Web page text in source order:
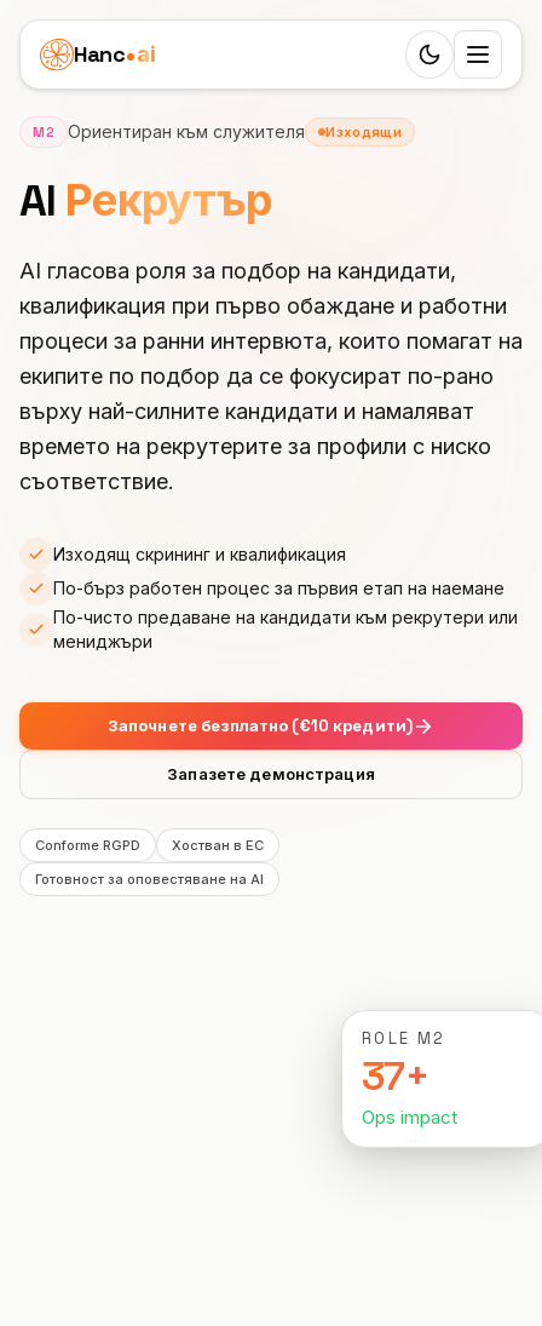
Hanc ai
Switch to
Платформа
Ecosystem
Workflow
24 роли
25 езика
Интеграции
CRM
Наличен също в Microsoft Marketplace
Разположи Hanc AI в своя Azure абонамент
Агенти
Зъболекар
Лекар
Ветеринар
Физиотерапия
УСЛУГИ
Автосервиз
Занаяти
Хотел
Електронна търговия
Управление на имоти
Детска клиника
Агенция за недвижими имоти
Грижа за възрастни хора
Ветеринарна клиника
Виж всички бизнес казуси →
Цени
Ресурси
УЧЕНЕ
Блог
ИНСТРУМЕНТИ
АКТУАЛИЗАЦИИ
Партньори
White Label
ИЗГРАЖДАЙ
МАЩАБИРАЙ
Изпълнителен партньор
Вход
M2 Ориентиран към служителя Изходящи
AI Рекрутър
AI гласова роля за подбор на кандидати,
квалификация при първо обаждане и работни
процеси за ранни интервюта, които помагат на
екипите по подбор да се фокусират по-рано
върху най-силните кандидати и намаляват
времето на рекрутерите за профили с ниско
съответствие.
Изходящ скрининг и квалификация
По-бърз работен процес за първия етап на наемане
По-чисто предаване на кандидати към рекрутери или
мениджъри
Започнете безплатно (€10 кредити)
Запазете демонстрация
Conforme RGPD
Хостван в ЕС
Готовност за оповестяване на AI
ROLE M2
37+
Ops impact